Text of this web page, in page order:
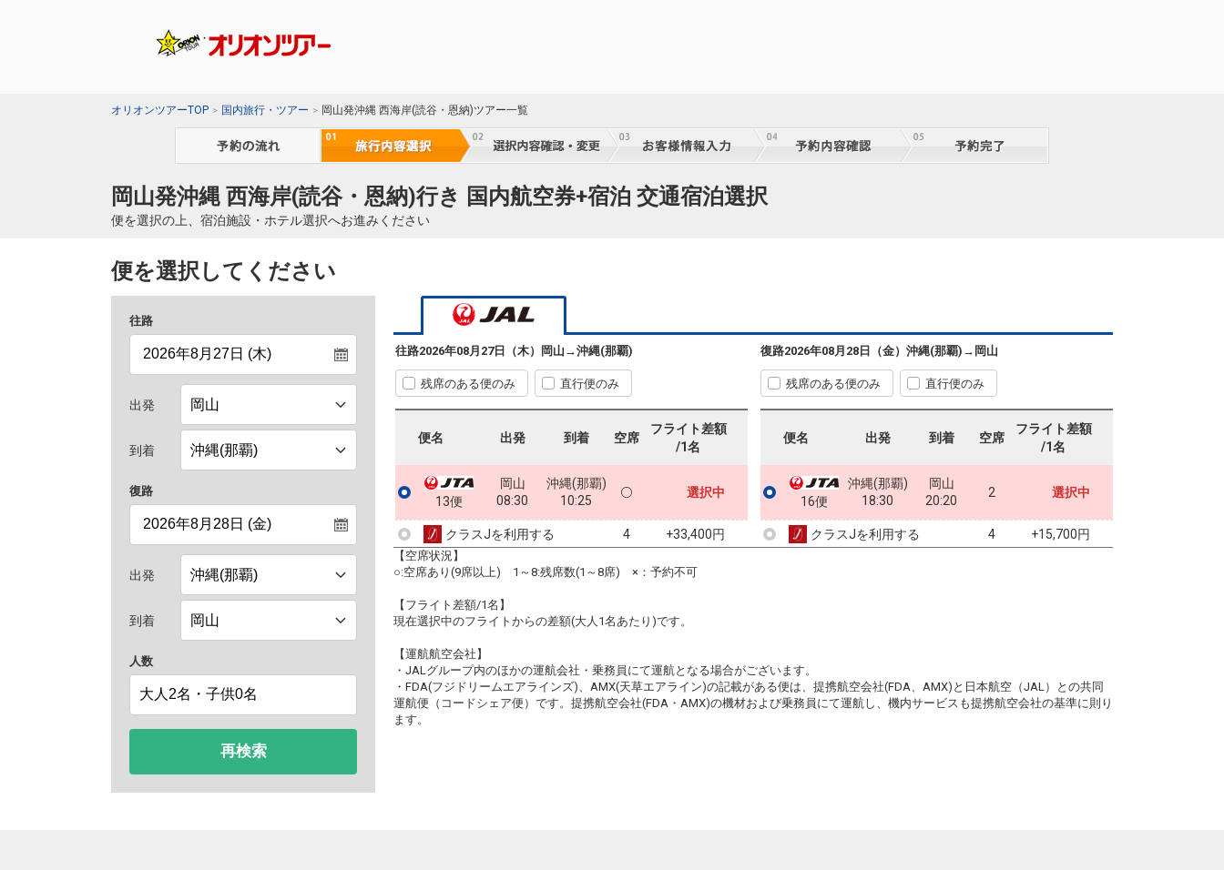
オリオンツアーTOP 国内旅行・ツアー 岡山発沖縄 西海岸(読谷・恩納)ツアー一覧
岡山発沖縄 西海岸(読谷・恩納)行き 国内航空券+宿泊 交通宿泊選択
便を選択の上、宿泊施設・ホテル選択へお進みください
便を選択してください
往路
出発
到着
復路
出発
到着
人数
再検索
往路2026年08月27日（木） 岡山 →沖縄(那覇)
残席のある便のみ 直行便のみ
便名 出発 到着 空席
フライト差額
/1名
13便
岡山
08:30
沖縄(那覇)
10:25
選択中
クラスJを利用する 4 +33,400円
復路2026年08月28日（金） 沖縄(那覇) → 岡山
残席のある便のみ 直行便のみ
便名 出発 到着 空席
フライト差額
/1名
16便
沖縄(那覇)
18:30
岡山
20:20
2 選択中
クラスJを利用する 4 +15,700円
【空席状況】
○:空席あり(9席以上) 1～8:残席数(1～8席) ×：予約不可
【フライト差額/1名】
現在選択中のフライトからの差額(大人1名あたり)です。
【運航航空会社】
・JALグループ内のほかの運航会社・乗務員にて運航となる場合がございます。
・FDA(フジドリームエアラインズ)、AMX(天草エアライン)の記載がある便は、提携航空会社(FDA、AMX)と日本航空（JAL）との共同
運航便（コードシェア便）です。提携航空会社(FDA・AMX)の機材および乗務員にて運航し、機内サービスも提携航空会社の基準に則り
ます。